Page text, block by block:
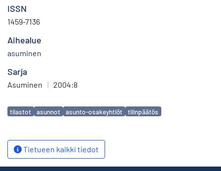
ISSN
1459-7136
Aihealue
asuminen
Sarja
Asuminen | 2004:8
Avainsanat
tilastot asunnot asunto-osakeyhtiöt tilinpäätös
Tietueen kaikki tiedot